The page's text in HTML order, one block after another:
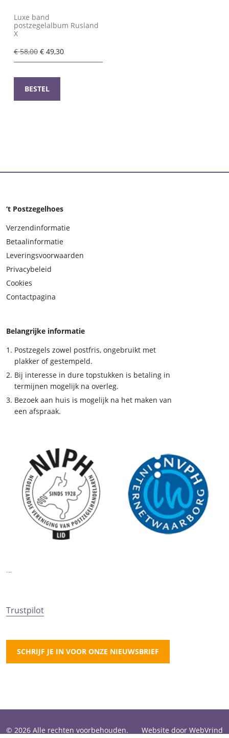
Luxe band
postzegelalbum Rusland
X
€58,00 Oorspronkelijke
prijs
€ 58,00.
€ 49,30Huidige
prijs
BESTEL
‘t Postzegelhoes
Verzendinformatie
Betaalinformatie
Leveringsvoorwaarden
Privacybeleid
Cookies
Contactpagina
Belangrijke informatie
Postzegels zowel postfris, ongebruikt met
plakker of gestempeld.
Bij interesse in dure topstukken is betaling in
termijnen mogelijk na overleg.
Bezoek aan huis is mogelijk na het maken van
een afspraak.
Trustpilot
SCHRIJF JE IN VOOR ONZE NIEUWSBRIEF
© 2026 Alle rechten voorbehouden. Website door WebVrind